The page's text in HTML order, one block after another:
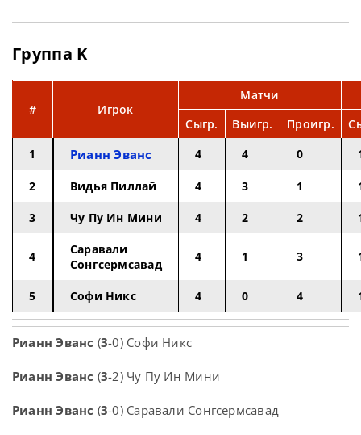
Группа K
# Игрок
Матчи
Сыгр.
Выигр. Проигр.
1
Рианн Эванс 4 4 0
2 Видья Пиллай 4 3 1
3 Чу Пу Ин Мини 4 2 2
4
Саравали
Сонгсермсавад
4 1 3
5 Софи Никс 4 0 4
Рианн Эванс (3-0) Софи Никс
Рианн Эванс (3-2) Чу Пу Ин Мини
Рианн Эванс (3-0) Саравали Сонгсермсавад